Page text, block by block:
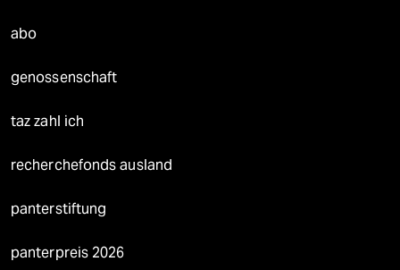
abo
genossenschaft
taz zahl ich
recherchefonds ausland
panterstiftung
panterpreis 2026